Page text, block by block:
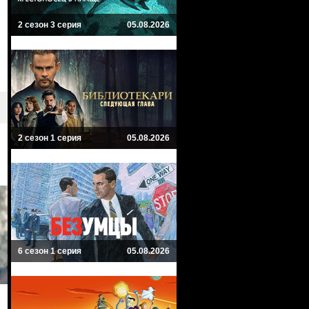
2 сезон 3 серия 05.08.2026
2 сезон 1 серия 05.08.2026
6 сезон 1 серия 05.08.2026